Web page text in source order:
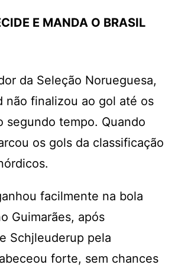
E MANDA O BRASIL
da Seleção Norueguesa,
não finalizou ao gol até os
segundo tempo. Quando
os gols da classificação
facilmente na bola
Guimarães, após
Schjleuderup pela
forte, sem chances